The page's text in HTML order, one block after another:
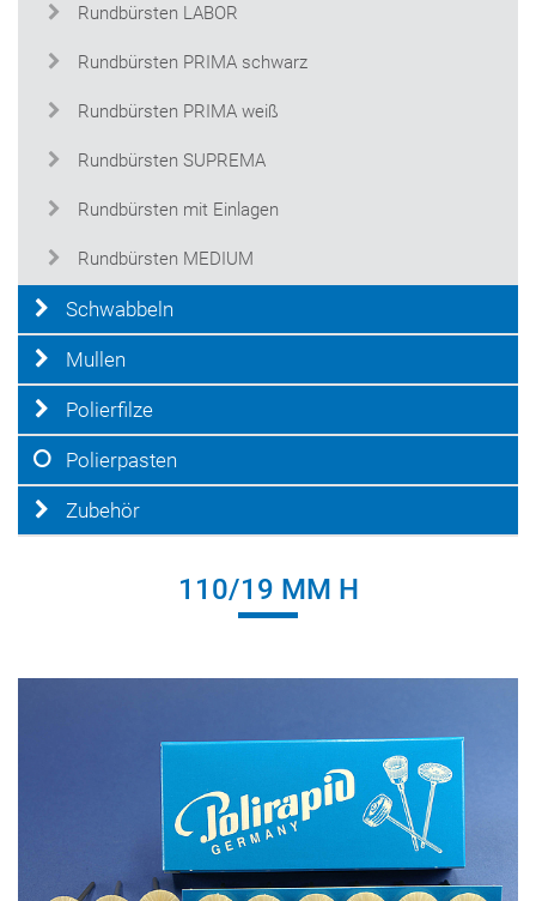
Rundbürsten LABOR
Rundbürsten PRIMA schwarz
Rundbürsten PRIMA weiß
Rundbürsten SUPREMA
Rundbürsten mit Einlagen
Rundbürsten MEDIUM
Schwabbeln
Mullen
Polierfilze
Polierpasten
Zubehör
110/19 MM H